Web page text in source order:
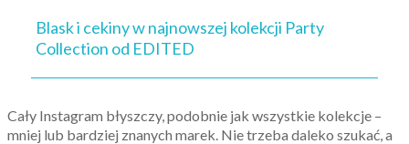
Blask i cekiny w najnowszej kolekcji Party
Collection od EDITED
Cały Instagram błyszczy, podobnie jak wszystkie kolekcje –
mniej lub bardziej znanych marek. Nie trzeba daleko szukać, a